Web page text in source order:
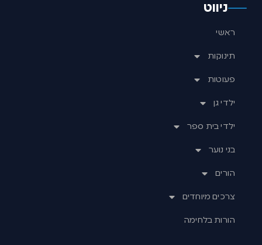
ניווט
ראשי
תינוקות
פעוטות
ילדי גן
ילדי בית ספר
בני נוער
הורים
צרכים מיוחדים
הורות בלחימה